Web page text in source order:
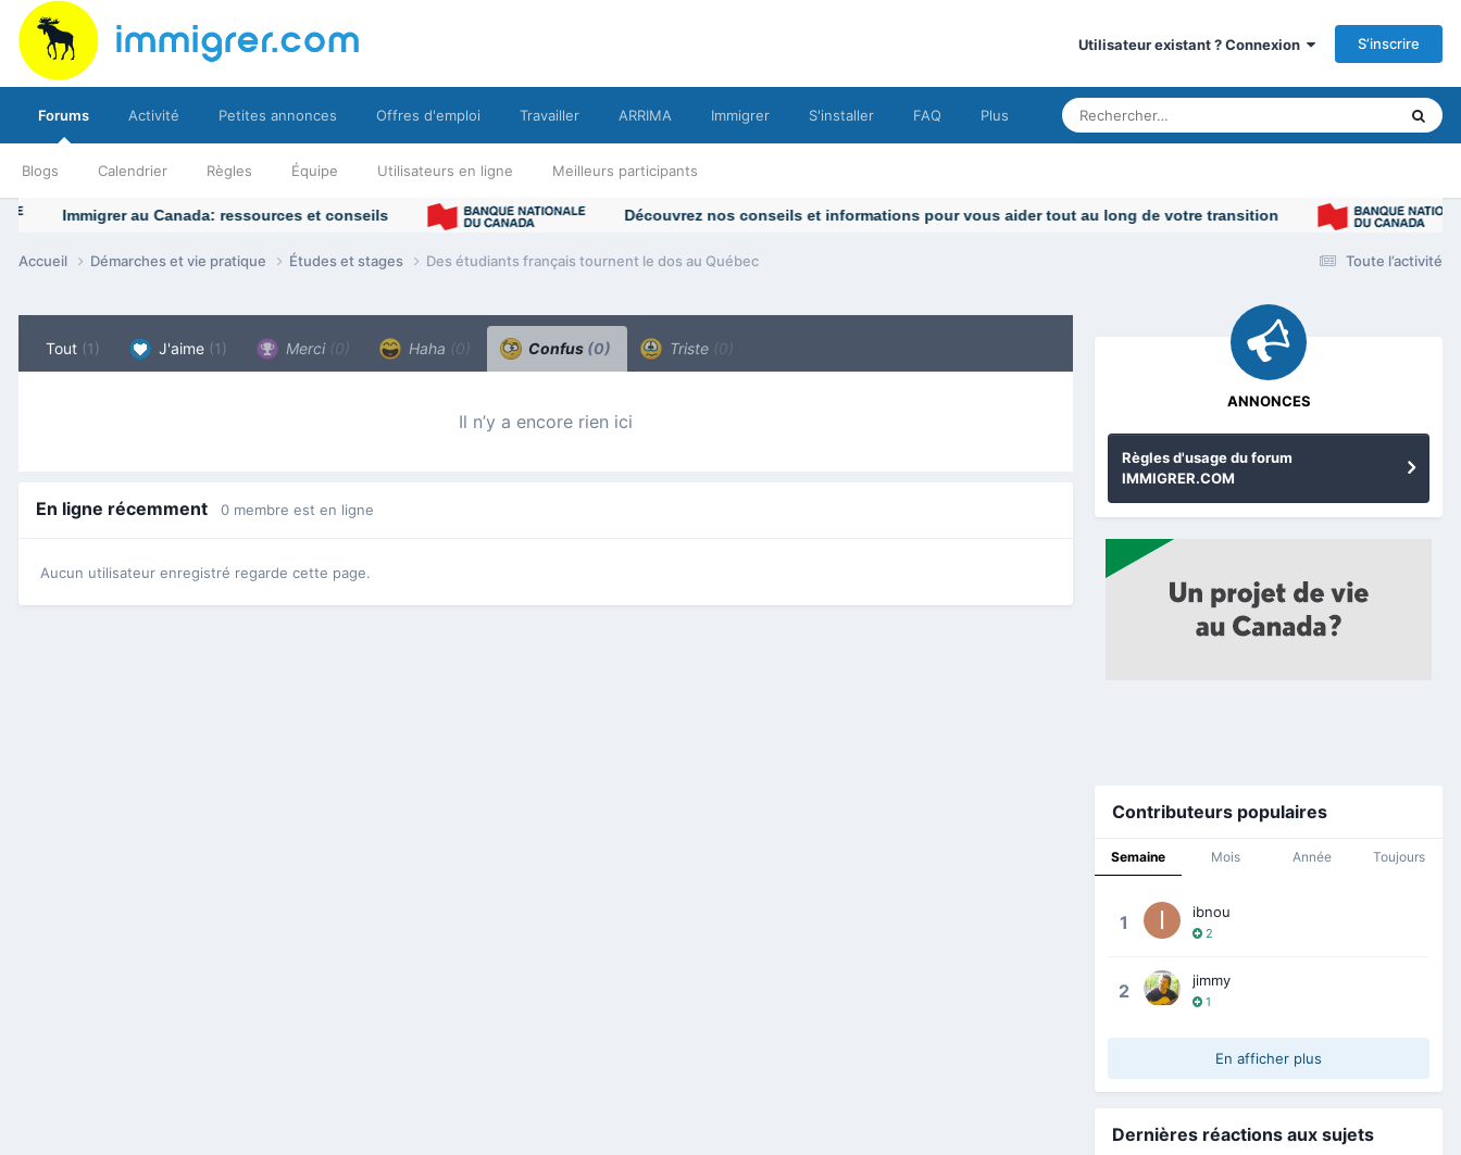
Utilisateur existant ? Connexion S’inscrire
Forums
Blogs Calendrier Règles Équipe Utilisateurs en ligne Meilleurs participants
Activité Petites annonces Offres d'emploi Travailler ARRIMA Immigrer S'installer FAQ Plus
Toute l’activité
Accueil Démarches et vie pratique Études et stages Des étudiants français tournent le dos au Québec
Tout (1) J'aime (1) Merci (0) Haha (0) Confus (0) Triste (0)
Il n’y a encore rien ici
En ligne récemment 0 membre est en ligne
Aucun utilisateur enregistré regarde cette page.
ANNONCES
Règles d'usage du forum
IMMIGRER.COM
Contributeurs populaires
Semaine Mois Année Toujours
1 ibnou
2
2 jimmy
1
En afficher plus
Dernières réactions aux sujets